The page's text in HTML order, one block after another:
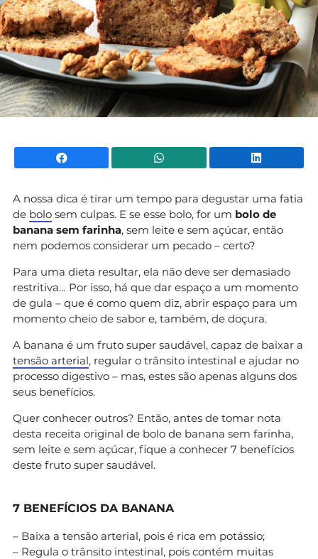
Facebook WhatsApp
A nossa dica é tirar um tempo para degustar uma fatia
de bolo sem culpas. E se esse bolo, for um bolo de
banana sem farinha, sem leite e sem açúcar, então
nem podemos considerar um pecado – certo?
Para uma dieta resultar, ela não deve ser demasiado
restritiva… Por isso, há que dar espaço a um momento
de gula – que é como quem diz, abrir espaço para um
momento cheio de sabor e, também, de doçura.
A banana é um fruto super saudável, capaz de baixar a
tensão arterial, regular o trânsito intestinal e ajudar no
processo digestivo – mas, estes são apenas alguns dos
seus benefícios.
Quer conhecer outros? Então, antes de tomar nota
desta receita original de bolo de banana sem farinha,
sem leite e sem açúcar, fique a conhecer 7 benefícios
deste fruto super saudável.
7 BENEFÍCIOS DA BANANA
– Baixa a tensão arterial, pois é rica em potássio;
– Regula o trânsito intestinal, pois contém muitas